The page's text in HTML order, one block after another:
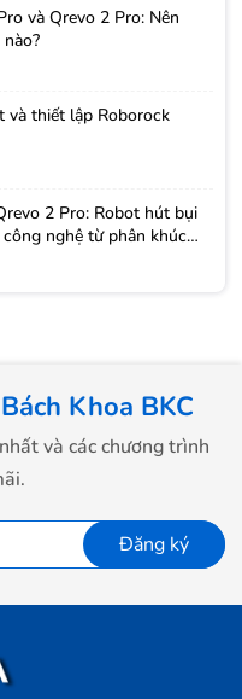
và Qrevo 2 Pro: Nên
và thiết lập Roborock
2 Pro: Robot hút bụi
nghệ từ phân khúc
Khoa BKC
và các chương trình
Đăng ký